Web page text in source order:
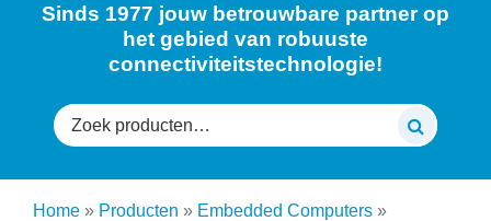
Sinds 1977 jouw betrouwbare partner op
het gebied van robuuste
connectiviteitstechnologie!
Zoeken
naar:
Home » Producten » Embedded Computers »